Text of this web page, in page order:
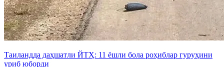
Таиландда даҳшатли ЙТҲ: 11 ёшли бола роҳиблар гуруҳини
уриб юборди